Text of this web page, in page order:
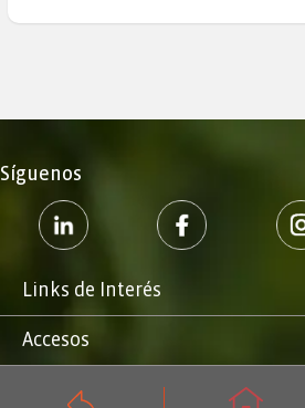
Síguenos
Links de Interés
Accesos